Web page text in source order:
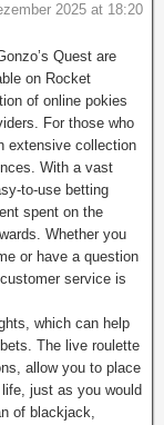
2025 at 18:20
Quest are
on Rocket
of online pokies
For those who
extensive collection
With a vast
to-use betting
spent on the
Whether you
or have a question
service is
which can help
The live roulette
allow you to place
just as you would
of blackjack,